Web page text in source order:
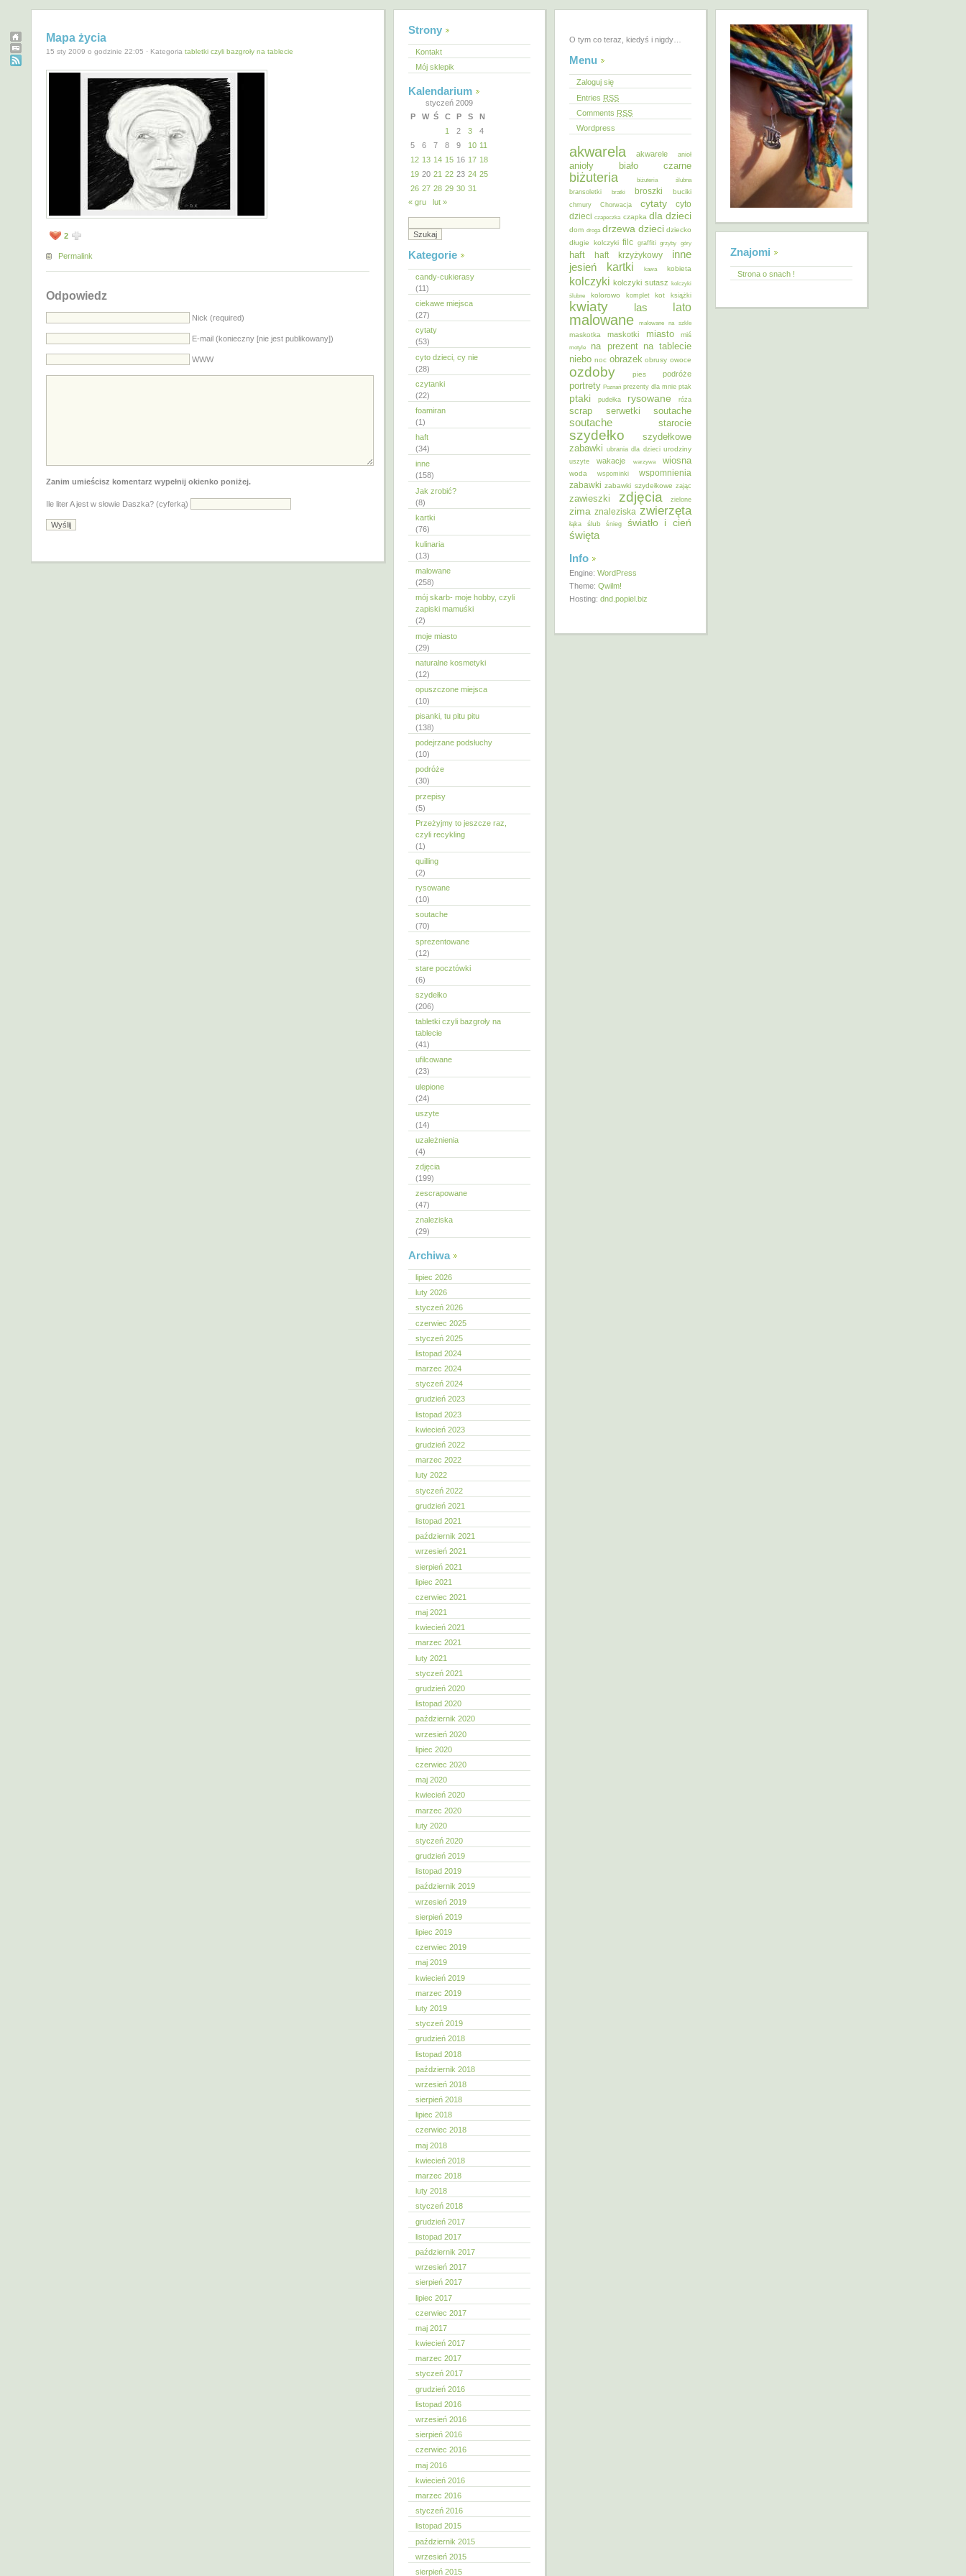
Mapa życia
15 sty 2009 o godzinie 22:05 · Kategoria tabletki czyli bazgroły na tablecie
2
Permalink
Odpowiedz
Nick (required)
E-mail (konieczny [nie jest publikowany])
WWW
Zanim umieścisz komentarz wypełnij okienko poniżej.
Ile liter A jest w słowie Daszka? (cyferką)
Strony
Kontakt
Mój sklepik
Kalendarium
styczeń 2009
P
W Ś C P S
N
1
2 3
4
5
6 7 8 9 10 11
12 13 14 15 16 17 18
19 20 21 22 23 24 25
26 27 28 29 30 31
« gru
lut »
Kategorie
candy-cukierasy
(11)
ciekawe miejsca
(27)
cytaty
(53)
cyto dzieci, cy nie
(28)
czytanki
(22)
foamiran
(1)
haft
(34)
inne
(158)
Jak zrobić?
(8)
kartki
(76)
kulinaria
(13)
malowane
(258)
mój skarb- moje hobby, czyli
zapiski mamuśki
(2)
moje miasto
(29)
naturalne kosmetyki
(12)
opuszczone miejsca
(10)
pisanki, tu pitu pitu
(138)
podejrzane podsłuchy
(10)
podróże
(30)
przepisy
(5)
Przeżyjmy to jeszcze raz,
czyli recykling
(1)
quilling
(2)
rysowane
(10)
soutache
(70)
sprezentowane
(12)
stare pocztówki
(6)
szydełko
(206)
tabletki czyli bazgroły na
tablecie
(41)
ufilcowane
(23)
ulepione
(24)
uszyte
(14)
uzależnienia
(4)
zdjęcia
(199)
zescrapowane
(47)
znaleziska
(29)
Archiwa
lipiec 2026
luty 2026
styczeń 2026
czerwiec 2025
styczeń 2025
listopad 2024
marzec 2024
styczeń 2024
grudzień 2023
listopad 2023
kwiecień 2023
grudzień 2022
marzec 2022
luty 2022
styczeń 2022
grudzień 2021
listopad 2021
październik 2021
wrzesień 2021
sierpień 2021
lipiec 2021
czerwiec 2021
maj 2021
kwiecień 2021
marzec 2021
luty 2021
styczeń 2021
grudzień 2020
listopad 2020
październik 2020
wrzesień 2020
lipiec 2020
czerwiec 2020
maj 2020
kwiecień 2020
marzec 2020
luty 2020
styczeń 2020
grudzień 2019
listopad 2019
październik 2019
wrzesień 2019
sierpień 2019
lipiec 2019
czerwiec 2019
maj 2019
kwiecień 2019
marzec 2019
luty 2019
styczeń 2019
grudzień 2018
listopad 2018
październik 2018
wrzesień 2018
sierpień 2018
lipiec 2018
czerwiec 2018
maj 2018
kwiecień 2018
marzec 2018
luty 2018
styczeń 2018
grudzień 2017
listopad 2017
październik 2017
wrzesień 2017
sierpień 2017
lipiec 2017
czerwiec 2017
maj 2017
kwiecień 2017
marzec 2017
styczeń 2017
grudzień 2016
listopad 2016
wrzesień 2016
sierpień 2016
czerwiec 2016
maj 2016
kwiecień 2016
marzec 2016
styczeń 2016
listopad 2015
październik 2015
wrzesień 2015
sierpień 2015
O tym co teraz, kiedyś i nigdy…
Menu
Zaloguj się
Entries RSS
Comments RSS
Wordpress
akwarela akwarele anioł
anioły biało czarne
biżuteria
biżuteria ślubna
bransoletki
bratki broszki buciki
chmury Chorwacja cytaty
cyto
dzieci czapeczka czapka dla dzieci
dom droga drzewa dzieci dziecko
długie kolczyki filc graffiti grzyby góry
haft haft krzyżykowy inne
jesień kartki kawa kobieta
kolczyki kolczyki sutasz kolczyki
ślubne
kolorowo komplet kot książki
kwiaty las lato
malowane malowane na szkle
maskotka maskotki miasto miś
motyle na prezent na tablecie
niebo noc obrazek obrusy owoce
ozdoby pies podróże
portrety Poznań prezenty dla mnie ptak
ptaki pudełka rysowane róża
scrap serwetki soutache
soutache starocie
szydełko
szydełkowe
zabawki ubrania dla dzieci urodziny
uszyte wakacje warzywa wiosna
woda wspominki
wspomnienia
zabawki zabawki szydełkowe zając
zawieszki zdjęcia zielone
zima znaleziska zwierzęta
łąka ślub śnieg światło i cień
święta
Info
Engine: WordPress
Theme: Qwilm!
Hosting: dnd.popiel.biz
Znajomi
Strona o snach !